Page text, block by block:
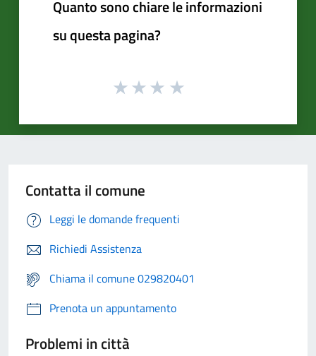
Quanto sono chiare le informazioni
su questa pagina?
Contatta il comune
Leggi le domande frequenti
Richiedi Assistenza
Chiama il comune 029820401
Prenota un appuntamento
Problemi in città